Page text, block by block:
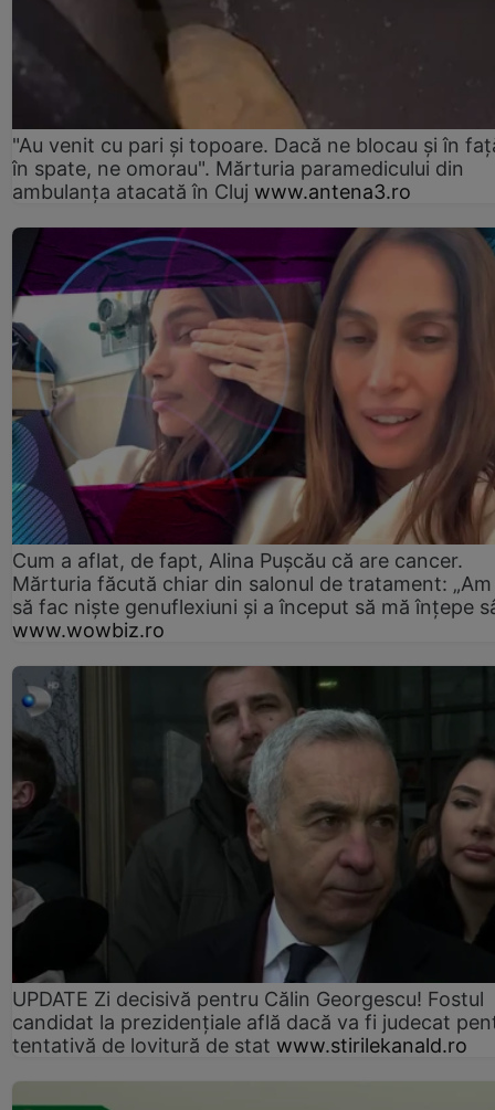
"Au venit cu pari și topoare. Dacă ne blocau şi în
în spate, ne omorau". Mărturia paramedicului din
ambulanţa atacată în Cluj www.antena3.ro
Cum a aflat, de fapt, Alina Pușcău că are cancer.
Mărturia făcută chiar din salonul de tratament:
să fac niște genuflexiuni și a început să mă înțepe
www.wowbiz.ro
UPDATE Zi decisivă pentru Călin Georgescu! Fostul
candidat la prezidențiale află dacă va fi judecat
tentativă de lovitură de stat www.stirilekanald.ro